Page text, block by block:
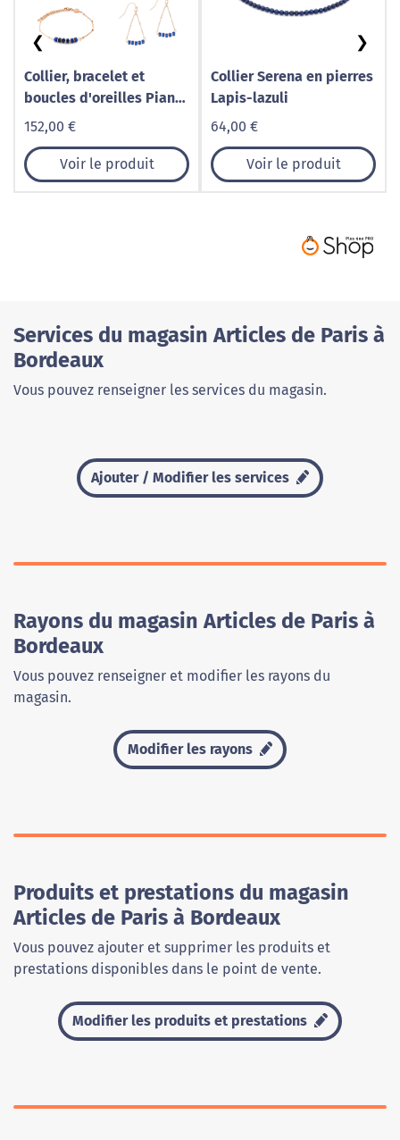
Collier, bracelet et
boucles d'oreilles Piana
en pierres Lapis-lazuli
152,00 €
Voir le produit
Collier Serena en pierres
Lapis-lazuli
64,00 €
Voir le produit
❮ ❯
Services du magasin Articles de Paris à
Bordeaux
Vous pouvez renseigner les services du magasin.
Ajouter / Modifier les services
Rayons du magasin Articles de Paris à
Bordeaux
Vous pouvez renseigner et modifier les rayons du
magasin.
Modifier les rayons
Produits et prestations du magasin
Articles de Paris à Bordeaux
Vous pouvez ajouter et supprimer les produits et
prestations disponibles dans le point de vente.
Modifier les produits et prestations